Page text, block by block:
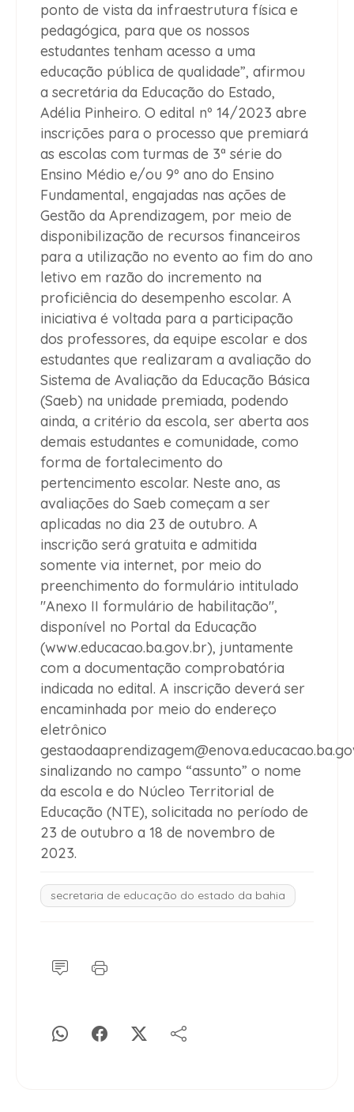
ponto de vista da infraestrutura física e
pedagógica, para que os nossos
estudantes tenham acesso a uma
educação pública de qualidade”, afirmou
a secretária da Educação do Estado,
Adélia Pinheiro. O edital nº 14/2023 abre
inscrições para o processo que premiará
as escolas com turmas de 3ª série do
Ensino Médio e/ou 9º ano do Ensino
Fundamental, engajadas nas ações de
Gestão da Aprendizagem, por meio de
disponibilização de recursos financeiros
para a utilização no evento ao fim do ano
letivo em razão do incremento na
proficiência do desempenho escolar. A
iniciativa é voltada para a participação
dos professores, da equipe escolar e dos
estudantes que realizaram a avaliação do
Sistema de Avaliação da Educação Básica
(Saeb) na unidade premiada, podendo
ainda, a critério da escola, ser aberta aos
demais estudantes e comunidade, como
forma de fortalecimento do
pertencimento escolar. Neste ano, as
avaliações do Saeb começam a ser
aplicadas no dia 23 de outubro. A
inscrição será gratuita e admitida
somente via internet, por meio do
preenchimento do formulário intitulado
"Anexo II formulário de habilitação",
disponível no Portal da Educação
(www.educacao.ba.gov.br), juntamente
com a documentação comprobatória
indicada no edital. A inscrição deverá ser
encaminhada por meio do endereço
eletrônico
sinalizando no campo “assunto” o nome
da escola e do Núcleo Territorial de
Educação (NTE), solicitada no período de
23 de outubro a 18 de novembro de
2023.
secretaria de educação do estado da bahia